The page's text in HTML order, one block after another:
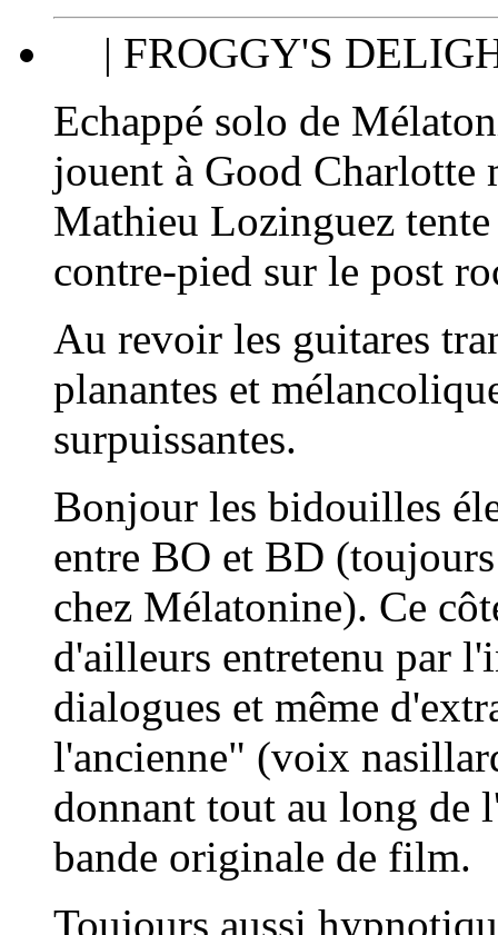
| FROGGY'S
Echappé solo de
jouent à Good Charlotte
Mathieu Lozinguez
contre-pied sur le post
Au revoir les guitares
planantes et
surpuissantes.
Bonjour les bidouilles
entre BO et BD
chez Mélatonine). Ce
d'ailleurs entretenu par
dialogues et même
l'ancienne" (voix
donnant tout au long de
bande originale de film.
Toujours aussi